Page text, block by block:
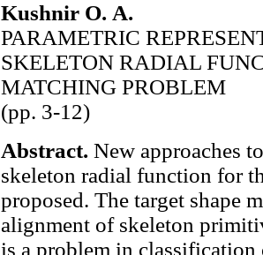
Kushnir О. А.
РАRAMETRIC
SKELETON RADIAL
MATCHING PROBLEM
(pp. 3-12)
Abstract. New approaches
skeleton radial function for
proposed. The target shape
alignment of skeleton
is a problem in